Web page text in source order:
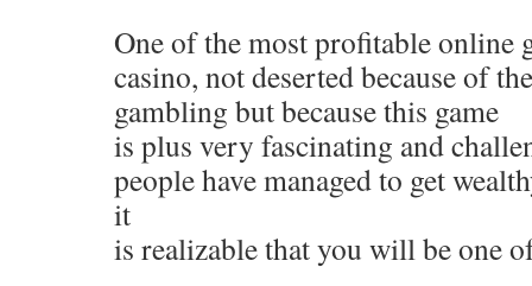
One of the most profitable online
casino, not deserted because of
gambling but because this game
is plus very fascinating and
people have managed to get
it
is realizable that you will be one